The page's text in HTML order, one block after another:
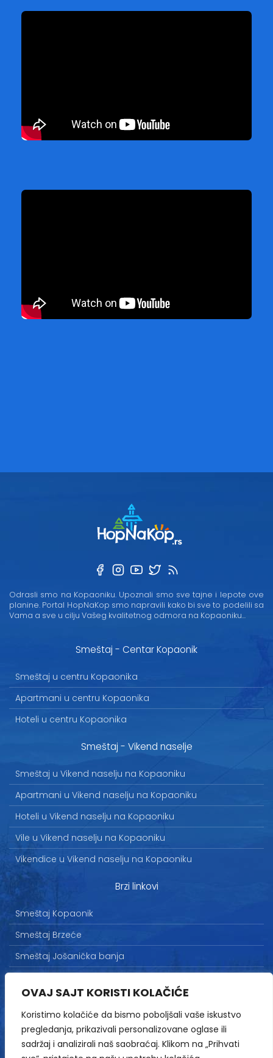
OVAJ SAJT KORISTI KOLAČIĆE
Koristimo kolačiće da bismo poboljšali vaše iskustvo
pregledanja, prikazivali personalizovane oglase ili
sadržaj i analizirali naš saobraćaj. Klikom na „Prihvati
Odrasli smo na Kopaoniku. Upoznali smo sve tajne i lepote ove
planine. Portal HopNaKop smo napravili kako bi sve to podelili sa
Vama a sve u cilju Vašeg kvalitetnog odmora na Kopaoniku...
Smeštaj - Centar Kopaonik
Smeštaj u centru Kopaonika
Apartmani u centru Kopaonika
Hoteli u centru Kopaonika
Smeštaj - Vikend naselje
Smeštaj u Vikend naselju na Kopaoniku
Apartmani u Vikend naselju na Kopaoniku
Hoteli u Vikend naselju na Kopaoniku
Vile u Vikend naselju na Kopaoniku
Vikendice u Vikend naselju na Kopaoniku
Brzi linkovi
Smeštaj Kopaonik
Smeštaj Brzeće
Smeštaj Jošanička banja
Marketing
Politika privatnosti
Kontakt